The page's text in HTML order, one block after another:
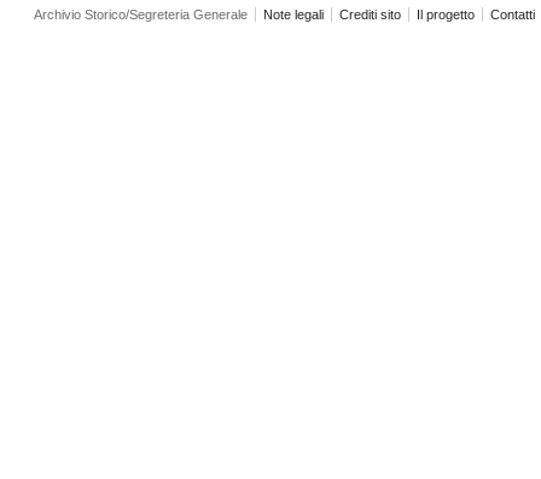
Archivio Storico/Segreteria Generale Note legali Crediti sito Il progetto Contatti